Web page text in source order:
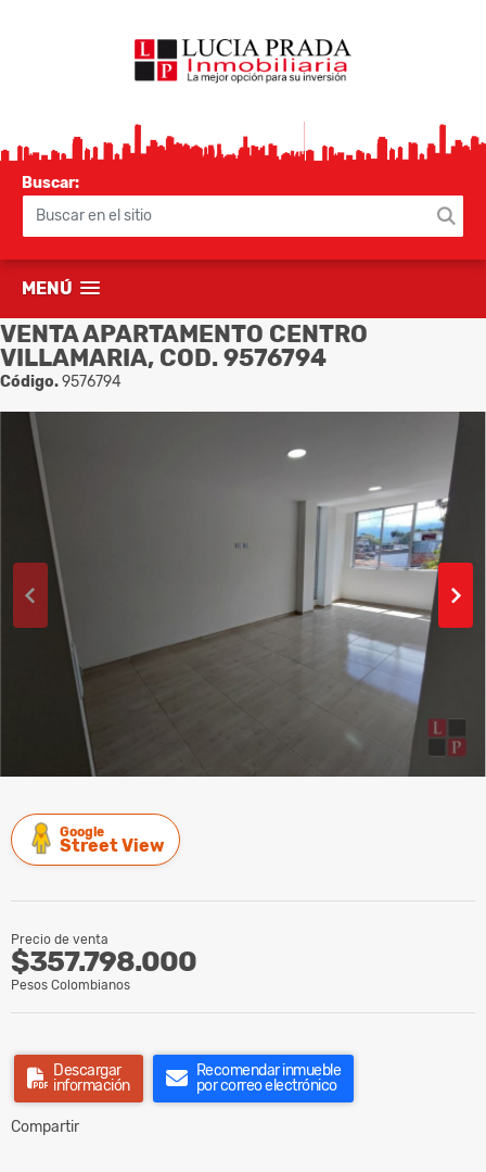
Buscar:
MENÚ
VENTA APARTAMENTO CENTRO
VILLAMARIA, COD. 9576794
Código.9576794
Google
Street View
Precio de venta
$357.798.000
Pesos Colombianos
Descargar
información
Recomendar inmueble
por correo electrónico
Compartir